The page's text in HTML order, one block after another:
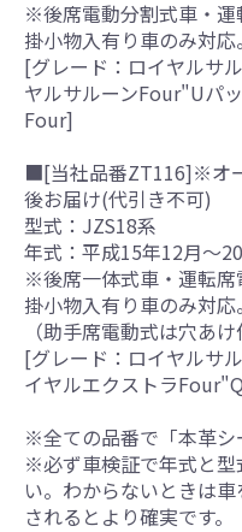
※後席電動分割式車・運
掛小物入有り車のみ対応。
[グレード：ロイヤルサ
ヤルサルーンFour"Uパ
Four]
■[当社品番ZT116]※オ
後お届け(代引き不可)
型式：JZS18系
年式：平成15年12月～
※後席一体式車・運転席
掛小物入有り車のみ対
（助手席電動式は穴あけ
[グレード：ロイヤルサ
イヤルエクストラ
※全ての品番で「本革シ
※必ず車検証で年式と型
い。わからないときは
されるとより確実です。